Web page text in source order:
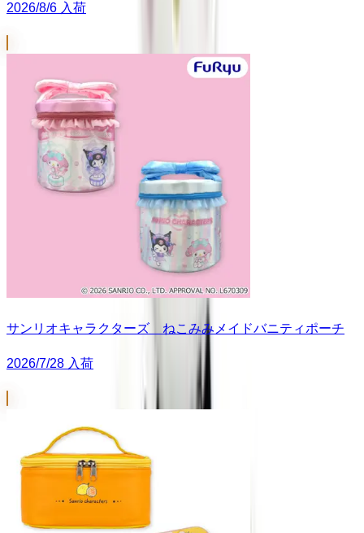
2026/8/6 入荷
サンリオキャラクターズ ねこみみメイドバニティポーチ
2026/7/28 入荷